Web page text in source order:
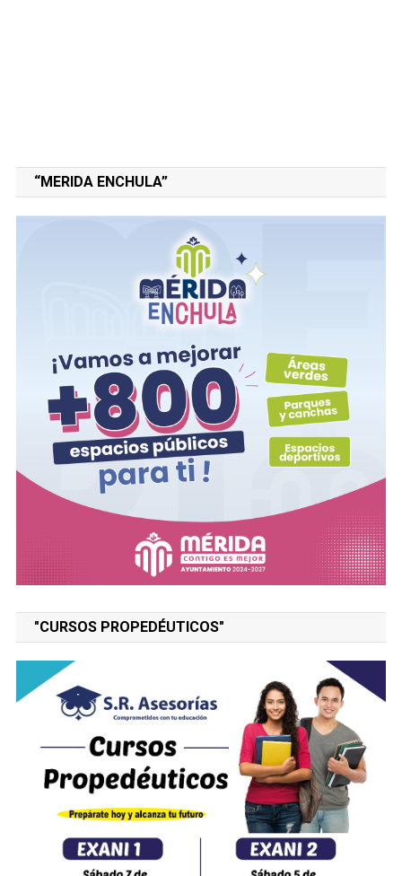
“MERIDA ENCHULA”
"CURSOS PROPEDÉUTICOS"